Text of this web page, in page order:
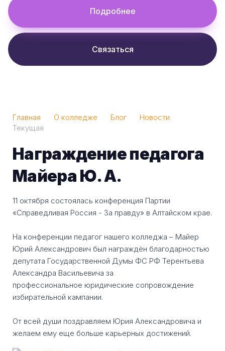
Подробнее
Связаться
Главная О колледже Блог
Новости
Текущая
Награждение педагога
Майера Ю. А.
11 октября состоялась конференция Партии
«Справедливая Россия - За правду» в Алтайском крае.
На конференции педагог нашего колледжа – Майер
Юрий Александрович был награждён благодарностью
депутата Государственной Думы ФС РФ Терентьева
Александра Васильевича за
профессиональное юридические сопровождение
избирательной кампании.
От всей души поздравляем Юрия Александровича и
желаем ему еще больше карьерных достижений.